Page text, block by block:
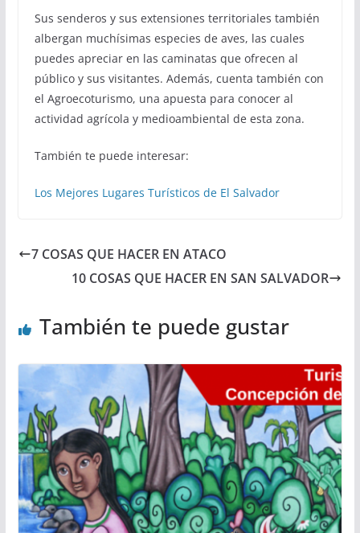
Sus senderos y sus extensiones territoriales también
albergan muchísimas especies de aves, las cuales
puedes apreciar en las caminatas que ofrecen al
público y sus visitantes. Además, cuenta también con
el Agroecoturismo, una apuesta para conocer al
actividad agrícola y medioambiental de esta zona.
También te puede interesar:
Los Mejores Lugares Turísticos de El Salvador
7 COSAS QUE HACER EN ATACO
10 COSAS QUE HACER EN SAN SALVADOR
También te puede gustar